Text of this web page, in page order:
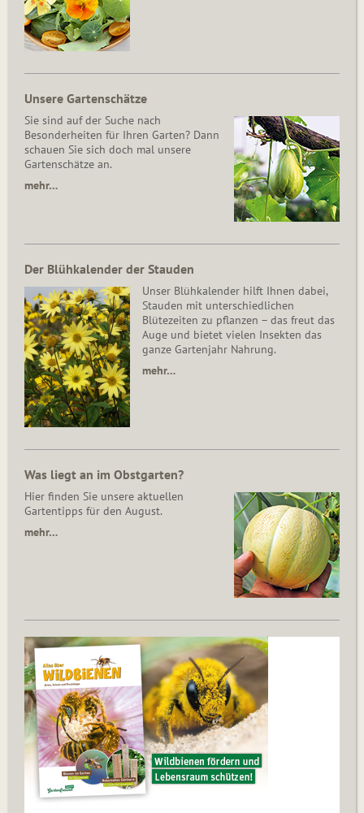
Unsere Gartenschätze
Sie sind auf der Suche nach
Besonderheiten für Ihren Garten? Dann
schauen Sie sich doch mal unsere
Gartenschätze an.
mehr…
Der Blühkalender der Stauden
Unser Blühkalender hilft Ihnen dabei,
Stauden mit unterschiedlichen
Blütezeiten zu pflanzen – das freut das
Auge und bietet vielen Insekten das
ganze Gartenjahr Nahrung.
mehr…
Was liegt an im Obstgarten?
Hier finden Sie unsere aktuellen
Gartentipps für den August.
mehr…